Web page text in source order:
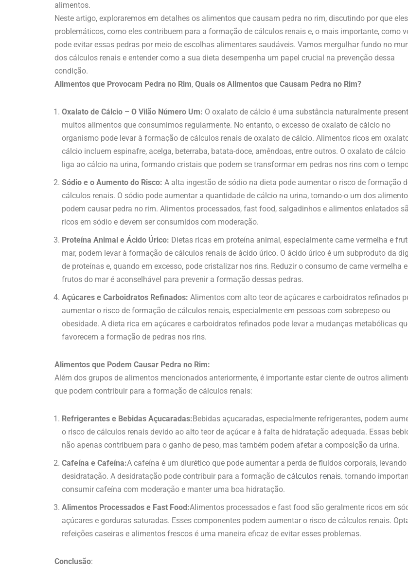
alimentos.
Neste artigo, exploraremos em detalhes os alimentos que causam pedra no rim, discutindo por que
problemáticos, como eles contribuem para a formação de cálculos renais e, o mais importante, como
pode evitar essas pedras por meio de escolhas alimentares saudáveis. Vamos mergulhar fundo no
dos cálculos renais e entender como a sua dieta desempenha um papel crucial na prevenção dessa
condição.
Alimentos que Provocam Pedra no Rim, Quais os Alimentos que Causam Pedra no Rim?
Oxalato de Cálcio – O Vilão Número Um: O oxalato de cálcio é uma substância naturalmente
muitos alimentos que consumimos regularmente. No entanto, o excesso de oxalato de cálcio no
organismo pode levar à formação de cálculos renais de oxalato de cálcio. Alimentos ricos em
cálcio incluem espinafre, acelga, beterraba, batata-doce, amêndoas, entre outros. O oxalato de cálcio
liga ao cálcio na urina, formando cristais que podem se transformar em pedras nos rins com o
Sódio e o Aumento do Risco: A alta ingestão de sódio na dieta pode aumentar o risco de formação
cálculos renais. O sódio pode aumentar a quantidade de cálcio na urina, tornando-o um dos
podem causar pedra no rim. Alimentos processados, fast food, salgadinhos e alimentos enlatados
ricos em sódio e devem ser consumidos com moderação.
Proteína Animal e Ácido Úrico: Dietas ricas em proteína animal, especialmente carne vermelha e
mar, podem levar à formação de cálculos renais de ácido úrico. O ácido úrico é um subproduto da
de proteínas e, quando em excesso, pode cristalizar nos rins. Reduzir o consumo de carne vermelha e
frutos do mar é aconselhável para prevenir a formação dessas pedras.
Açúcares e Carboidratos Refinados: Alimentos com alto teor de açúcares e carboidratos refinados
aumentar o risco de formação de cálculos renais, especialmente em pessoas com sobrepeso ou
obesidade. A dieta rica em açúcares e carboidratos refinados pode levar a mudanças metabólicas
favorecem a formação de pedras nos rins.
Alimentos que Podem Causar Pedra no Rim:
Além dos grupos de alimentos mencionados anteriormente, é importante estar ciente de outros
que podem contribuir para a formação de cálculos renais:
Refrigerantes e Bebidas Açucaradas: Bebidas açucaradas, especialmente refrigerantes, podem
o risco de cálculos renais devido ao alto teor de açúcar e à falta de hidratação adequada. Essas
não apenas contribuem para o ganho de peso, mas também podem afetar a composição da urina.
Cafeína e Cafeína:A cafeína é um diurético que pode aumentar a perda de fluidos corporais, levando
desidratação. A desidratação pode contribuir para a formação de cálculos renais, tornando
consumir cafeína com moderação e manter uma boa hidratação.
Alimentos Processados e Fast Food:Alimentos processados e fast food são geralmente ricos em
açúcares e gorduras saturadas. Esses componentes podem aumentar o risco de cálculos renais.
refeições caseiras e alimentos frescos é uma maneira eficaz de evitar esses problemas.
Conclusão: